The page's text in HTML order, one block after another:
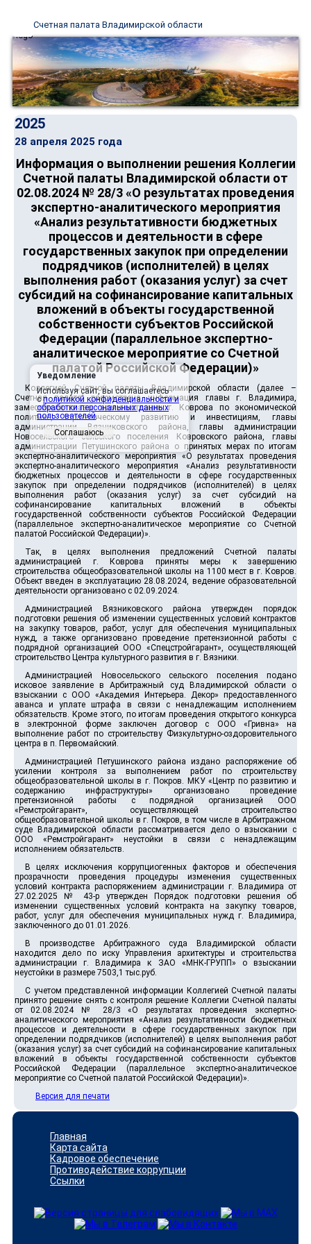
Счетная палата Владимирской области
2025
28 апреля 2025 года
Информация о выполнении решения Коллегии
Счетной палаты Владимирской области от
02.08.2024 № 28/3 «О результатах проведения
экспертно-аналитического мероприятия
«Анализ результативности бюджетных
процессов и деятельности в сфере
государственных закупок при определении
подрядчиков (исполнителей) в целях
выполнения работ (оказания услуг) за счет
субсидий на софинансирование капитальных
вложений в объекты государственной
собственности субъектов Российской
Федерации (параллельное экспертно-
аналитическое мероприятие со Счетной
палатой Российской Федерации)»
Коллегией Счетной палаты Владимирской области (далее –
Счетная палата) рассмотрена информация главы г. Владимира,
заместителя главы администрации г. Коврова по экономической
политике, стратегическому развитию и инвестициям, главы
администрации Вязниковского района, главы администрации
Новосельского сельского поселения Ковровского района, главы
администрации Петушинского района о принятых мерах по итогам
экспертно-аналитического мероприятия «О результатах проведения
экспертно-аналитического мероприятия «Анализ результативности
бюджетных процессов и деятельности в сфере государственных
закупок при определении подрядчиков (исполнителей) в целях
выполнения работ (оказания услуг) за счет субсидий на
софинансирование капитальных вложений в объекты
государственной собственности субъектов Российской Федерации
(параллельное экспертно-аналитическое мероприятие со Счетной
палатой Российской Федерации)».
Так, в целях выполнения предложений Счетной палаты
администрацией г. Коврова приняты меры к завершению
строительства общеобразовательной школы на 1100 мест в г. Ковров.
Объект введен в эксплуатацию 28.08.2024, ведение образовательной
деятельности организовано с 02.09.2024.
Администрацией Вязниковского района утвержден порядок
подготовки решения об изменении существенных условий контрактов
на закупку товаров, работ, услуг для обеспечения муниципальных
нужд, а также организовано проведение претензионной работы с
подрядной организацией ООО «Спецстройгарант», осуществляющей
строительство Центра культурного развития в г. Вязники.
Администрацией Новосельского сельского поселения подано
исковое заявление в Арбитражный суд Владимирской области о
взыскании с ООО «Академия Интерьера. Декор» предоставленного
аванса и уплате штрафа в связи с ненадлежащим исполнением
обязательств. Кроме этого, по итогам проведения открытого конкурса
в электронной форме заключен договор с ООО «Гривна» на
выполнение работ по строительству Физкультурно-оздоровительного
центра в п. Первомайский.
Администрацией Петушинского района издано распоряжение об
усилении контроля за выполнением работ по строительству
общеобразовательной школы в г. Покров. МКУ «Центр по развитию и
содержанию инфраструктуры» организовано проведение
претензионной работы с подрядной организацией ООО
«Ремстройгарант», осуществляющей строительство
общеобразовательной школы в г. Покров, в том числе в Арбитражном
суде Владимирской области рассматривается дело о взыскании с
ООО «Ремстройгарант» неустойки в связи с ненадлежащим
исполнением обязательств.
В целях исключения коррупциогенных факторов и обеспечения
прозрачности проведения процедуры изменения существенных
условий контракта распоряжением администрации г. Владимира от
27.02.2025 № 43-р утвержден Порядок подготовки решения об
изменении существенных условий контракта на закупку товаров,
работ, услуг для обеспечения муниципальных нужд г. Владимира,
заключенного до 01.01.2026.
В производстве Арбитражного суда Владимирской области
находится дело по иску Управления архитектуры и строительства
администрации г. Владимира к ЗАО «МНК-ГРУПП» о взыскании
неустойки в размере 7503,1 тыс.руб.
С учетом представленной информации Коллегией Счетной палаты
принято решение снять с контроля решение Коллегии Счетной палаты
от 02.08.2024 № 28/3 «О результатах проведения экспертно-
аналитического мероприятия «Анализ результативности бюджетных
процессов и деятельности в сфере государственных закупок при
определении подрядчиков (исполнителей) в целях выполнения работ
(оказания услуг) за счет субсидий на софинансирование капитальных
вложений в объекты государственной собственности субъектов
Российской Федерации (параллельное экспертно-аналитическое
мероприятие со Счетной палатой Российской Федерации)».
Версия для печати
Главная
Карта сайта
Кадровое обеспечение
Противодействие коррупции
Ссылки
Уведомление
Используя сайт, вы соглашаетесь
сполитикой конфиденциальности и
обработки персональных данных
пользователей.
Соглашаюсь